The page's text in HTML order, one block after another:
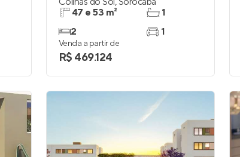
47 e 53 m²
2
1
1
Venda a partir de
R$ 469.124